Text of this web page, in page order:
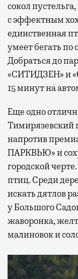
сокол
с эффектным
единственная
умеет бегать по
Добраться до
«СИТИДЗЕН» и
15 минут на
Еще одно
Тимирязевский
напротив
ПАРКВЬЮ» и
городской
птиц. Среди
искать дятлов
у Большого
жаворонка,
малиновок и